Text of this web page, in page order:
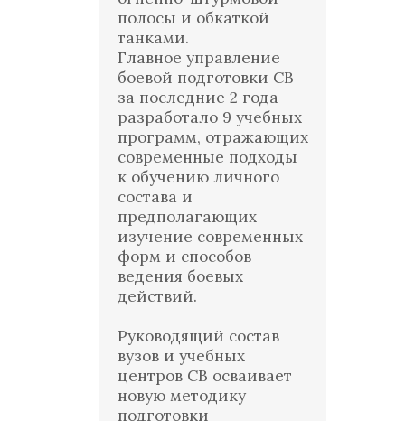
полосы и обкаткой
танками.
Главное управление
боевой подготовки СВ
за последние 2 года
разработало 9 учебных
программ, отражающих
современные подходы
к обучению личного
состава и
предполагающих
изучение современных
форм и способов
ведения боевых
действий.
Руководящий состав
вузов и учебных
центров СВ осваивает
новую методику
подготовки